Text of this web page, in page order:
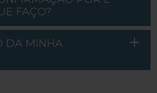
FAÇO?
DA MINHA